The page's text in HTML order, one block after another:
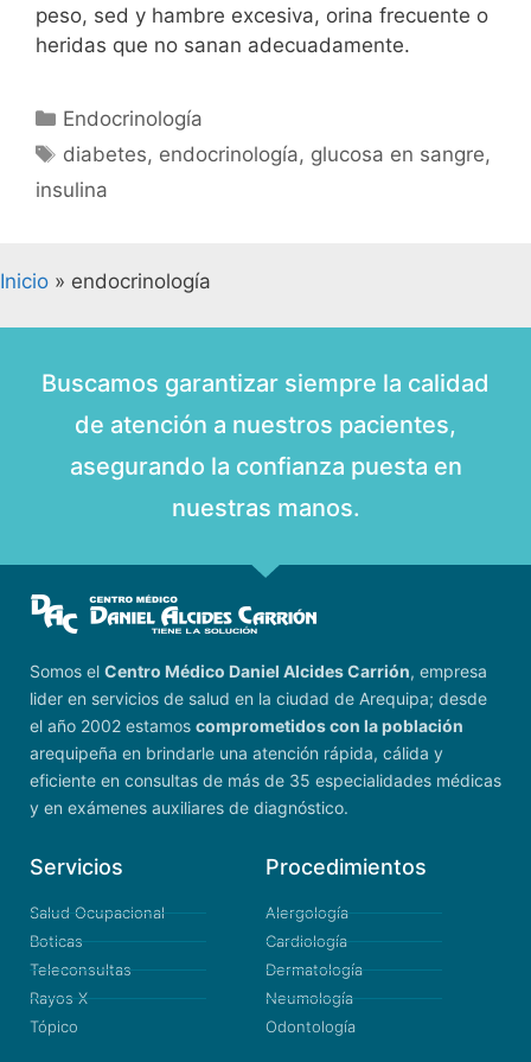
peso, sed y hambre excesiva, orina frecuente o
heridas que no sanan adecuadamente.
Endocrinología
diabetes, endocrinología, glucosa en sangre,
insulina
Inicio » endocrinología
Buscamos garantizar siempre la calidad
de atención a nuestros pacientes,
asegurando la confianza puesta en
nuestras manos.
Somos el Centro Médico Daniel Alcides Carrión, empresa
lider en servicios de salud en la ciudad de Arequipa; desde
el año 2002 estamos comprometidos con la población
arequipeña en brindarle una atención rápida, cálida y
eficiente en consultas de más de 35 especialidades médicas
y en exámenes auxiliares de diagnóstico.
Servicios
Salud Ocupacional
Boticas
Teleconsultas
Rayos X
Tópico
Procedimientos
Alergología
Cardiología
Dermatología
Neumología
Odontología